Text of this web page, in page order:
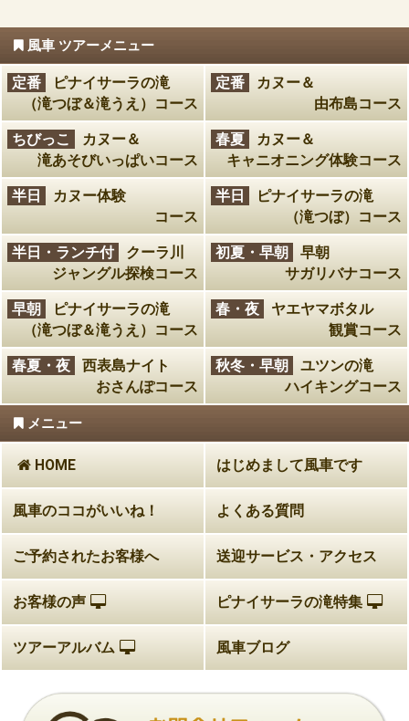
風車 ツアーメニュー
定番
ピナイサーラの滝
（滝つぼ＆滝うえ）コース
定番
カヌー＆
由布島コース
ちびっこ
カヌー＆
滝あそびいっぱいコース
春夏
カヌー＆
キャニオニング体験コース
半日
カヌー体験
コース
半日
ピナイサーラの滝
（滝つぼ）コース
半日・ランチ付
クーラ川
ジャングル探検コース
初夏・早朝
早朝
サガリバナコース
早朝
ピナイサーラの滝
（滝つぼ＆滝うえ）コース
春・夜
ヤエヤマボタル
観賞コース
春夏・夜
西表島ナイト
おさんぽコース
秋冬・早朝
ユツンの滝
ハイキングコース
メニュー
HOME はじめまして風車です
風車のココがいいね！ よくある質問
ご予約されたお客様へ 送迎サービス・アクセス
お客様の声 ピナイサーラの滝特集
ツアーアルバム 風車ブログ